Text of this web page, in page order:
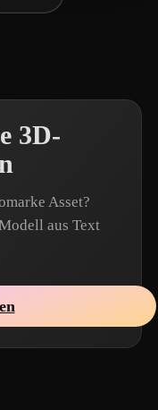
3D-
Asset?
aus Text